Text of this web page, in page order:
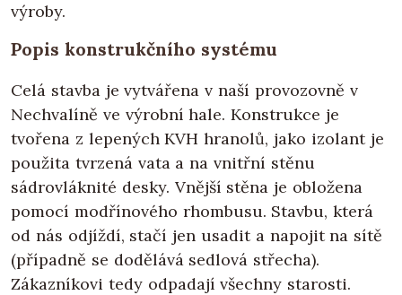
výroby.
Popis konstrukčního systému
Celá stavba je vytvářena v naší provozovně v
Nechvalíně ve výrobní hale. Konstrukce je
tvořena z lepených KVH hranolů, jako izolant je
použita tvrzená vata a na vnitřní stěnu
sádrovláknité desky. Vnější stěna je obložena
pomocí modřínového rhombusu. Stavbu, která
od nás odjíždí, stačí jen usadit a napojit na sítě
(případně se dodělává sedlová střecha).
Zákazníkovi tedy odpadají všechny starosti.